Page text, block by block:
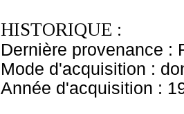
HISTORIQUE :
Dernière provenance :
Mode d'acquisition :
Année d'acquisition :